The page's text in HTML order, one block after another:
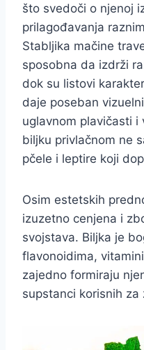
što svedoči o njenoj
prilagođavanja
Stabljika mačine
sposobna da izdrži
dok su listovi
daje poseban
uglavnom plavičasti i
biljku privlačnom ne
pčele i leptire koji
Osim estetskih
izuzetno cenjena i
svojstava. Biljka je
flavonoidima,
zajedno formiraju
supstanci korisnih za